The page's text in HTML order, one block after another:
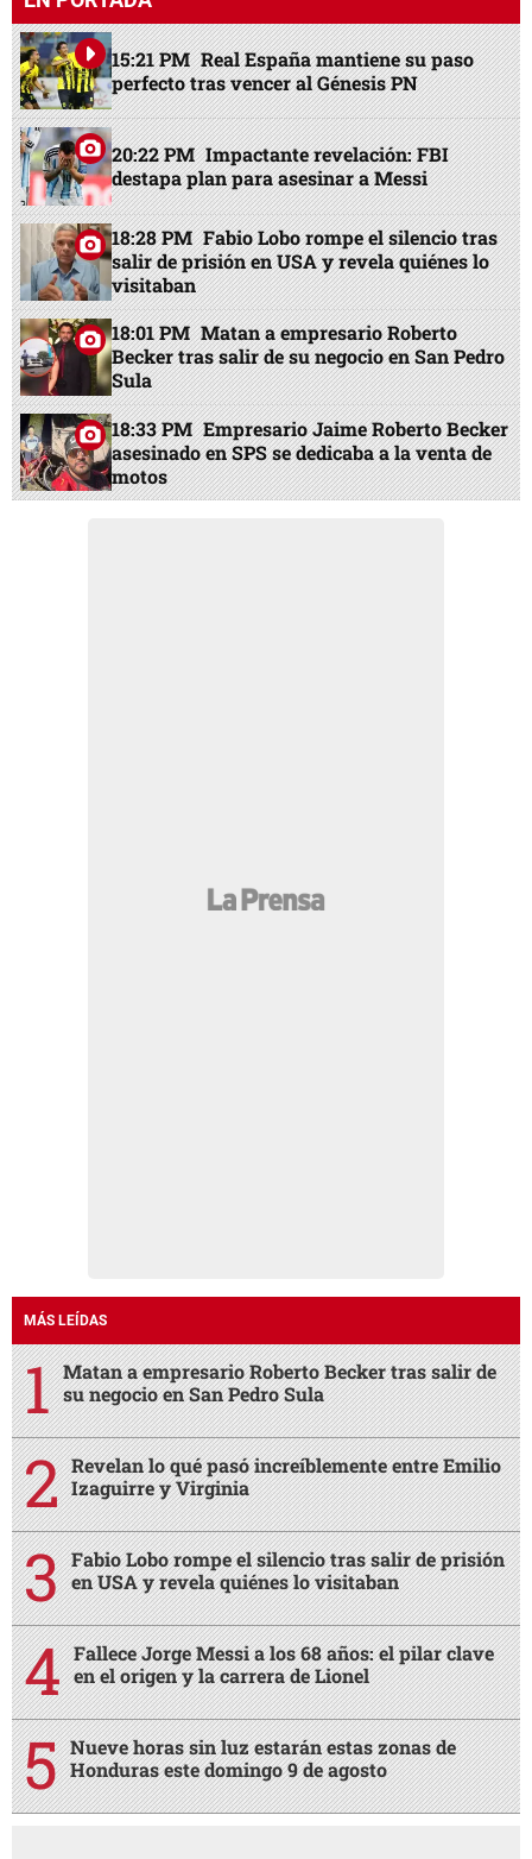
15:21 PM Real España mantiene su paso
perfecto tras vencer al Génesis PN
20:22 PM Impactante revelación: FBI
destapa plan para asesinar a Messi
18:28 PM Fabio Lobo rompe el silencio tras
salir de prisión en USA y revela quiénes lo
visitaban
18:01 PM Matan a empresario Roberto
Becker tras salir de su negocio en San Pedro
Sula
18:33 PM Empresario Jaime Roberto Becker
asesinado en SPS se dedicaba a la venta de
motos
MÁS LEÍDAS
Matan a empresario Roberto Becker tras salir de
su negocio en San Pedro Sula
Revelan lo qué pasó increíblemente entre Emilio
Izaguirre y Virginia
Fabio Lobo rompe el silencio tras salir de prisión
en USA y revela quiénes lo visitaban
Fallece Jorge Messi a los 68 años: el pilar clave
en el origen y la carrera de Lionel
Nueve horas sin luz estarán estas zonas de
Honduras este domingo 9 de agosto